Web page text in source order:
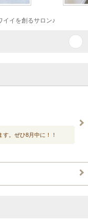
イイを創るサロン♪
。ぜひ8月中に！！